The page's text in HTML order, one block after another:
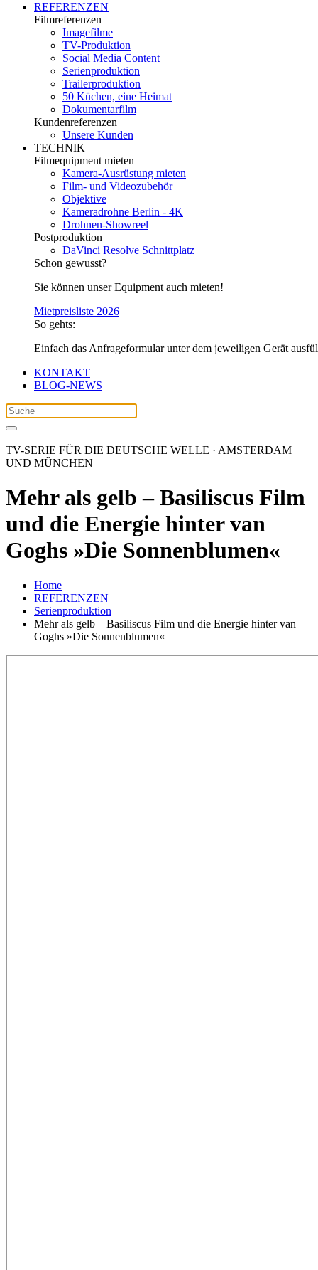
REFERENZEN
Filmreferenzen
Imagefilme
TV-Produktion
Social Media Content
Serienproduktion
Trailerproduktion
50 Küchen, eine Heimat
Dokumentarfilm
Kundenreferenzen
Unsere Kunden
TECHNIK
Filmequipment mieten
Kamera-Ausrüstung mieten
Film- und Videozubehör
Objektive
Kameradrohne Berlin - 4K
Drohnen-Showreel
Postproduktion
DaVinci Resolve Schnittplatz
Schon gewusst?
Sie können unser Equipment auch mieten!
Mietpreisliste 2026
So gehts:
Einfach das Anfrageformular unter dem jeweiligen Gerät
KONTAKT
BLOG-NEWS
TV-SERIE FÜR DIE DEUTSCHE WELLE · AMSTERDAM
UND MÜNCHEN
Mehr als gelb – Basiliscus Film
und die Energie hinter van
Goghs »Die Sonnenblumen«
Home
REFERENZEN
Serienproduktion
Mehr als gelb – Basiliscus Film und die Energie hinter van
Goghs »Die Sonnenblumen«